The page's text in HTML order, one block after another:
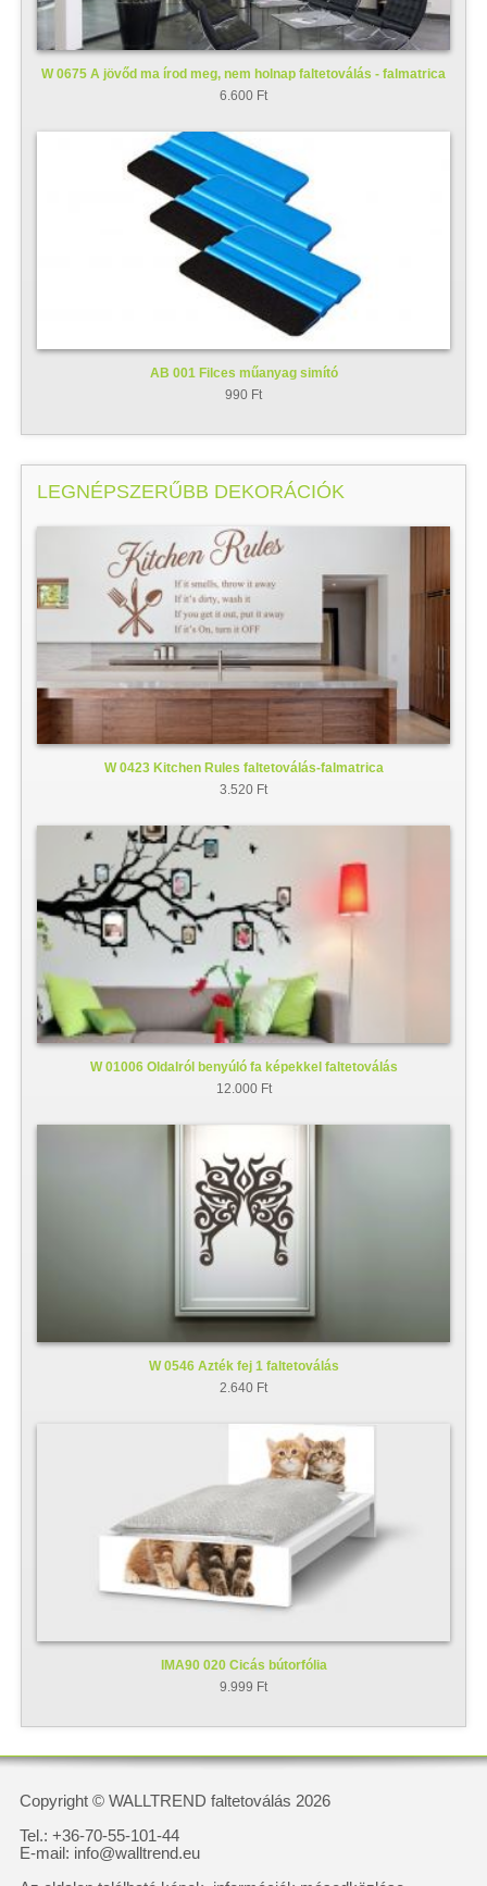
W 0675 A jövőd ma írod meg, nem holnap faltetoválás - falmatrica
6.600 Ft
AB 001 Filces műanyag simító
990 Ft
LEGNÉPSZERŰBB DEKORÁCIÓK
W 0423 Kitchen Rules faltetoválás-falmatrica
3.520 Ft
W 01006 Oldalról benyúló fa képekkel faltetoválás
12.000 Ft
W 0546 Azték fej 1 faltetoválás
2.640 Ft
IMA90 020 Cicás bútorfólia
9.999 Ft
Copyright © WALLTREND faltetoválás 2026
Tel.: +36-70-55-101-44
E-mail: info@walltrend.eu